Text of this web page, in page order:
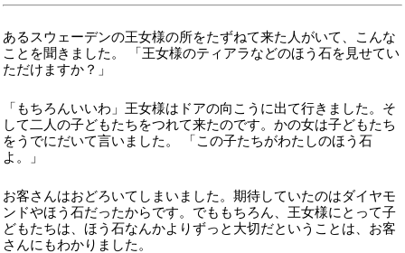
あるスウェーデンの王女様の所をたずねて来た人がいて、こんな
ことを聞きました。 「王女様のティアラなどのほう石を見せてい
ただけますか？」
「もちろんいいわ」王女様はドアの向こうに出て行きました。そ
して二人の子どもたちをつれて来たのです。かの女は子どもたち
をうでにだいて言いました。 「この子たちがわたしのほう石
よ。」
お客さんはおどろいてしまいました。期待していたのはダイヤモ
ンドやほう石だったからです。でももちろん、王女様にとって子
どもたちは、ほう石なんかよりずっと大切だということは、お客
さんにもわかりました。